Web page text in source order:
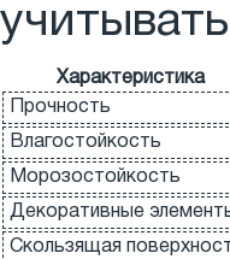
Характеристика
Прочность
Влагостойкость
Морозостойкость
Декоративные
Скользящая